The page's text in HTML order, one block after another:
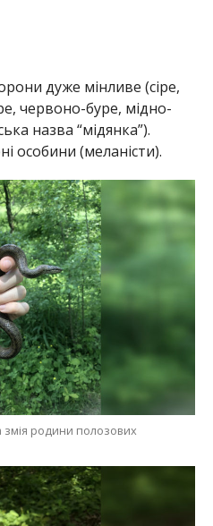
дуже мінливе (сіре,
червоно-буре, мідно-
назва “мідянка”).
особини (меланісти).
змія родини полозових